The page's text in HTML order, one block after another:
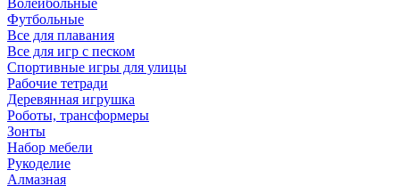
Волейбольные
Футбольные
Все для плавания
Все для игр с песком
Спортивные игры для улицы
Рабочие тетради
Деревянная игрушка
Роботы, трансформеры
Зонты
Набор мебели
Рукоделие
Алмазная